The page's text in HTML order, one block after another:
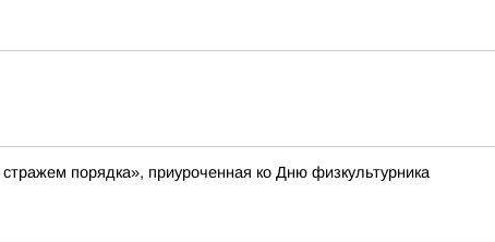
порядка», приуроченная ко Дню физкультурника